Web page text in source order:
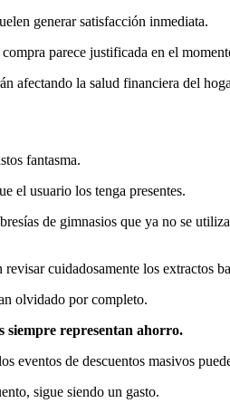
generar satisfacción inmediata.
parece justificada en el
afectando la salud financiera del
fantasma.
el usuario los tenga presentes.
de gimnasios que ya no se
cuidadosamente los extractos
olvidado por completo.
siempre representan ahorro.
eventos de descuentos masivos
sigue siendo un gasto.